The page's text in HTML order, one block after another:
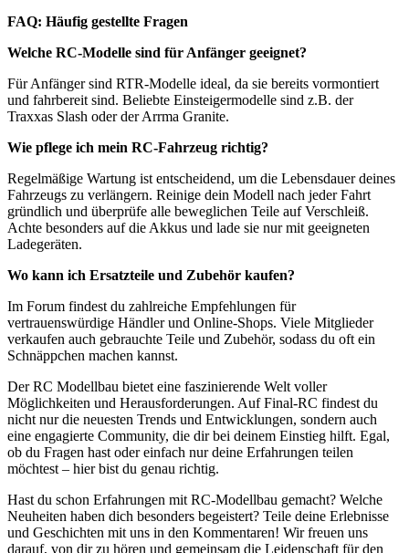
FAQ: Häufig gestellte Fragen
Welche RC-Modelle sind für Anfänger geeignet?
Für Anfänger sind RTR-Modelle ideal, da sie bereits vormontiert
und fahrbereit sind. Beliebte Einsteigermodelle sind z.B. der
Traxxas Slash oder der Arrma Granite.
Wie pflege ich mein RC-Fahrzeug richtig?
Regelmäßige Wartung ist entscheidend, um die Lebensdauer deines
Fahrzeugs zu verlängern. Reinige dein Modell nach jeder Fahrt
gründlich und überprüfe alle beweglichen Teile auf Verschleiß.
Achte besonders auf die Akkus und lade sie nur mit geeigneten
Ladegeräten.
Wo kann ich Ersatzteile und Zubehör kaufen?
Im Forum findest du zahlreiche Empfehlungen für
vertrauenswürdige Händler und Online-Shops. Viele Mitglieder
verkaufen auch gebrauchte Teile und Zubehör, sodass du oft ein
Schnäppchen machen kannst.
Der RC Modellbau bietet eine faszinierende Welt voller
Möglichkeiten und Herausforderungen. Auf Final-RC findest du
nicht nur die neuesten Trends und Entwicklungen, sondern auch
eine engagierte Community, die dir bei deinem Einstieg hilft. Egal,
ob du Fragen hast oder einfach nur deine Erfahrungen teilen
möchtest – hier bist du genau richtig.
Hast du schon Erfahrungen mit RC-Modellbau gemacht? Welche
Neuheiten haben dich besonders begeistert? Teile deine Erlebnisse
und Geschichten mit uns in den Kommentaren! Wir freuen uns
darauf, von dir zu hören und gemeinsam die Leidenschaft für den